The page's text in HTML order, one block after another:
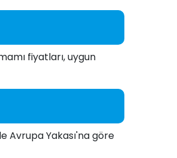
fiyatları, uygun
Avrupa Yakası'na göre